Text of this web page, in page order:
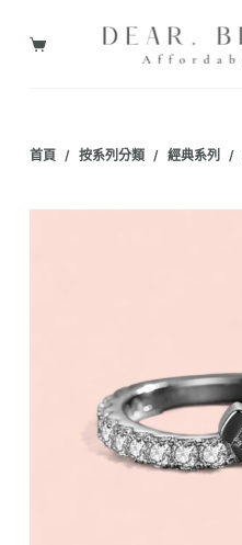
至
容
購
首頁 / 按系列分類 / 經典系列 /